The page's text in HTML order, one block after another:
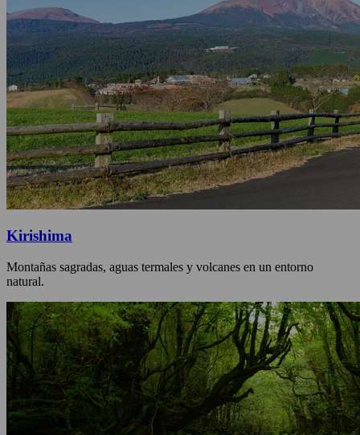
Kirishima
Montañas sagradas, aguas termales y volcanes en un entorno
natural.